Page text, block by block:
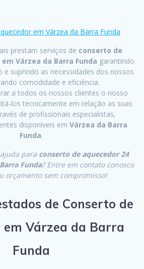
prestam serviços de conserto de
Várzea da Barra Funda garantindo
suprindo as necessidades dos nossos
comodidade e eficiência.
a todos os nossos clientes o nosso
los tecnicamente em relação as suas
de profissionais especialistas,
disponíveis em Várzea da Barra
Funda.
para conserto de aquecedor 24
Funda? Entre em contato conosco
orçamento sem compromisso!
de Conserto de
em Várzea da Barra
Funda